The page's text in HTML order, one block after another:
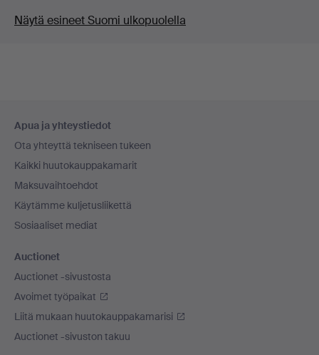
Näytä esineet Suomi ulkopuolella
Apua ja yhteystiedot
Ota yhteyttä tekniseen tukeen
Kaikki huutokauppakamarit
Maksuvaihtoehdot
Käytämme kuljetusliikettä
Sosiaaliset mediat
Auctionet
Auctionet -sivustosta
Avoimet työpaikat
Liitä mukaan huutokauppakamarisi
Auctionet -sivuston takuu